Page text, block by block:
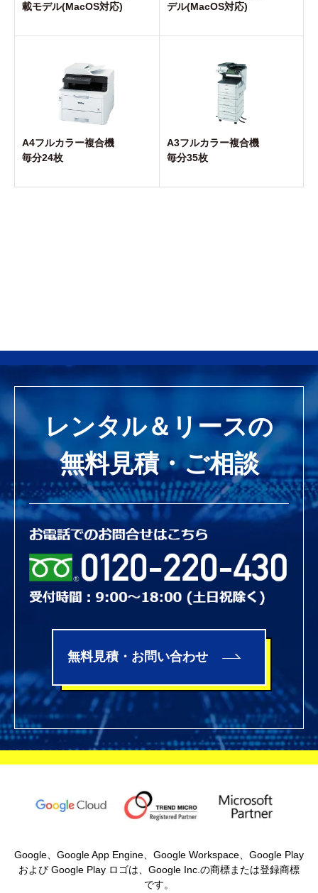
載モデル(MacOS対応)
デル(MacOS対応)
A4フルカラー複合機
毎分24枚
A3フルカラー複合機
毎分35枚
レンタル＆リースの
無料見積・ご相談
無料見積・お問い合わせ
Google、Google App Engine、Google Workspace、Google Play
および Google Play ロゴは、Google Inc.の商標または登録商標
です。